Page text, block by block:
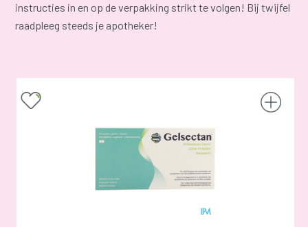
instructies in en op de verpakking strikt te volgen! Bij twijfel
raadpleeg steeds je apotheker!